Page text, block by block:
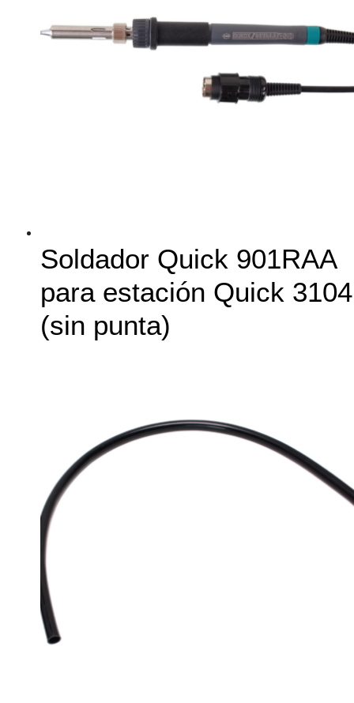
Soldador Quick 901RAA
para estación Quick 3104
(sin punta)